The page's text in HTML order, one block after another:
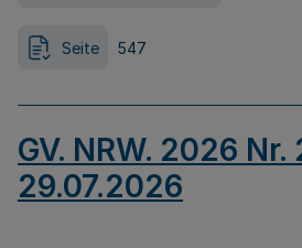
Seite 547
GV. NRW. 2026 Nr.
29.07.2026